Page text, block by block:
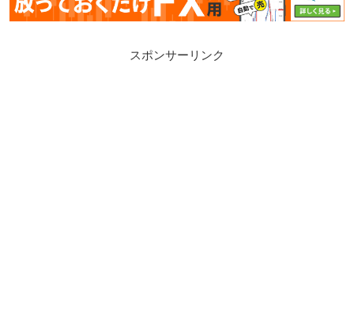
スポンサーリンク